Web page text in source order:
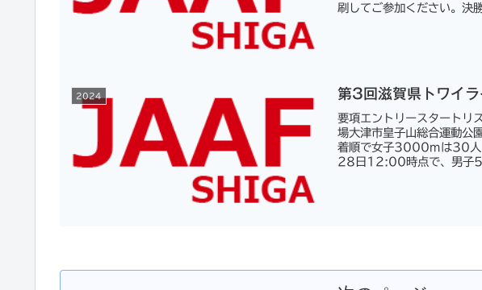
刷してご参加ください。決
2024 第3回滋賀県トワイ
要項エントリースタート
場大津市皇子山総合運動公
着順で女子3000mは30
28日12:00時点で、男子